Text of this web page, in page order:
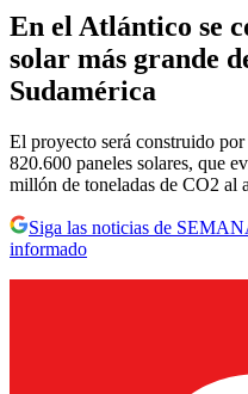
En el Atlántico se
solar más grande
Sudamérica
El proyecto será construido
820.600 paneles solares, que
millón de toneladas de CO2 al
Siga las noticias de
informado